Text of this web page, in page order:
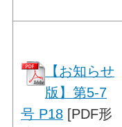
【お知らせ
版】第5-7
号 P18 [PDF形